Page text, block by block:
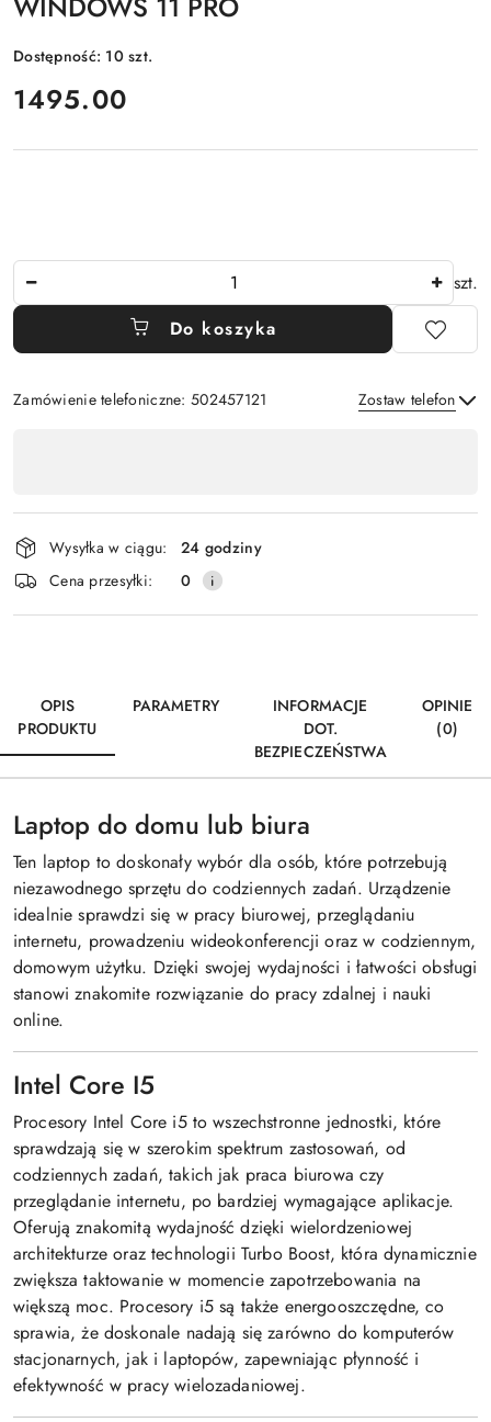
Dostępność: 10szt.
cena:
1495.00
szt.
Do koszyka
Zamówienie telefoniczne: 502457121 Zostaw telefon
płatność
i
dostawa
Wysyłka w ciągu:
24 godziny
Cena przesyłki:
0
OPIS
PRODUKTU
PARAMETRY
INFORMACJE
DOT.
BEZPIECZEŃSTWA
OPINIE
(0)
Laptop do domu lub biura
Ten laptop to doskonały wybór dla osób, które potrzebują
niezawodnego sprzętu do codziennych zadań. Urządzenie
idealnie sprawdzi się w pracy biurowej, przeglądaniu
internetu, prowadzeniu wideokonferencji oraz w codziennym,
domowym użytku. Dzięki swojej wydajności i łatwości obsługi
stanowi znakomite rozwiązanie do pracy zdalnej i nauki
online.
Intel Core I5
Procesory Intel Core i5 to wszechstronne jednostki, które
sprawdzają się w szerokim spektrum zastosowań, od
codziennych zadań, takich jak praca biurowa czy
przeglądanie internetu, po bardziej wymagające aplikacje.
Oferują znakomitą wydajność dzięki wielordzeniowej
architekturze oraz technologii Turbo Boost, która dynamicznie
zwiększa taktowanie w momencie zapotrzebowania na
większą moc. Procesory i5 są także energooszczędne, co
sprawia, że doskonale nadają się zarówno do komputerów
stacjonarnych, jak i laptopów, zapewniając płynność i
efektywność w pracy wielozadaniowej.